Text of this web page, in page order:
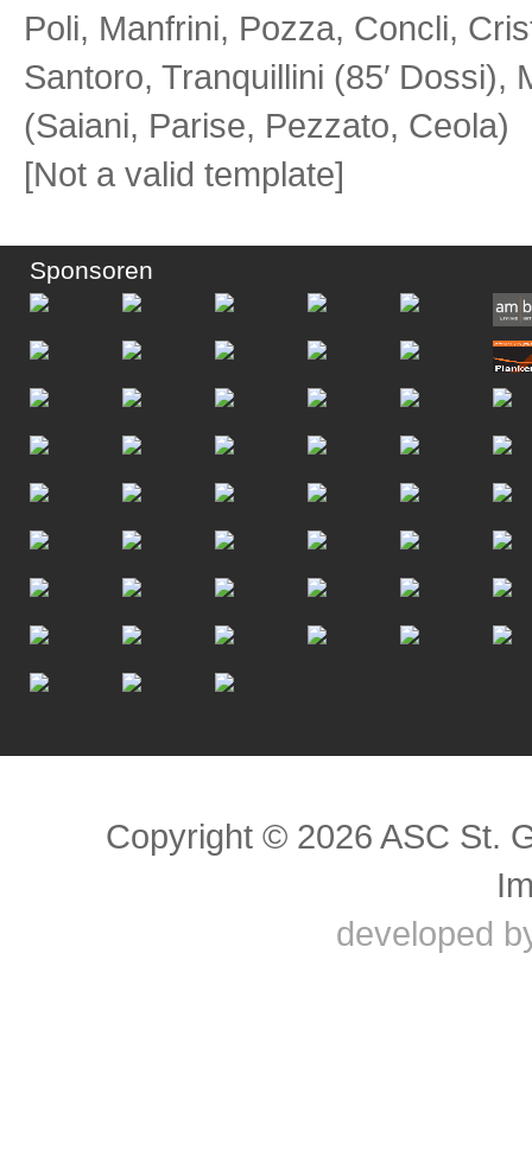
Poli, Manfrini, Pozza, Concli,
Santoro, Tranquillini (85′ Dossi),
(Saiani, Parise, Pezzato, Ceola)
[Not a valid template]
Sponsoren
Copyright © 2026 ASC St.
developed